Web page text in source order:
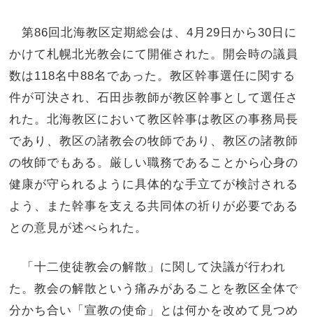
第86回北海教区定期総会は、4月29日から30日に
かけて札幌北光教会にて開催された。開会時の議員
数は118名中88名であった。教区幹事選任に関する
件が可決され、石田歩教師が教区幹事として選任さ
れた。北海教区において教区幹事は教区の事務局長
であり、教区の諸教会の牧師であり、教区の諸教師
の牧師でもある。厳しい職務であることから心身の
健康が守られるように具体的な手立てが検討される
よう、また幹事を支える共同体の祈りが必要である
との意見が述べられた。
「十二使徒教会の解散」に関して決議が行われ
た。教会の解散という痛みがあることを教区全体で
分かち合い「宣教の使命」とは何かを改めて見つめ